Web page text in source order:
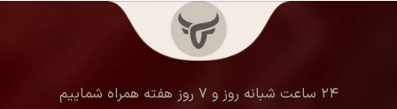
۲۴ ساعت شبانه روز و ۷ روز هفته همراه شماییم